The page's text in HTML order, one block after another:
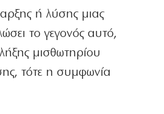
ή λύσης μιας
το γεγονός αυτό,
μισθωτηρίου
τότε η συμφωνία